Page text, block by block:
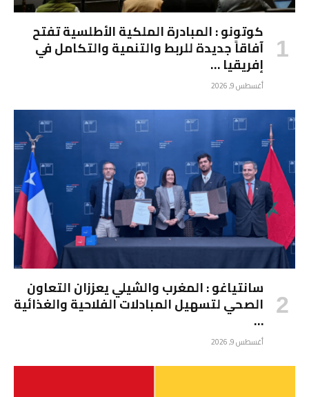
كوتونو : المبادرة الملكية الأطلسية تفتح
آفاقاً جديدة للربط والتنمية والتكامل في
إفريقيا …
أغسطس 9, 2026
سانتياغو : المغرب والشيلي يعززان التعاون
الصحي لتسهيل المبادلات الفلاحية والغذائية
…
أغسطس 9, 2026